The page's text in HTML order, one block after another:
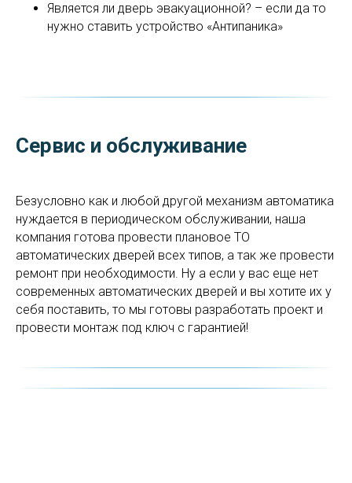
Является ли дверь эвакуационной? – если да то
нужно ставить устройство «Антипаника»
Сервис и обслуживание
Безусловно как и любой другой механизм автоматика
нуждается в периодическом обслуживании, наша
компания готова провести плановое ТО
автоматических дверей всех типов, а так же провести
ремонт при необходимости. Ну а если у вас еще нет
современных автоматических дверей и вы хотите их у
себя поставить, то мы готовы разработать проект и
провести монтаж под ключ с гарантией!